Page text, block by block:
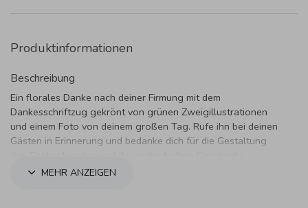
Produktinformationen
Beschreibung
Ein florales Danke nach deiner Firmung mit dem
Dankesschriftzug gekrönt von grünen Zweigillustrationen
und einem Foto von deinem großen Tag. Rufe ihn bei deinen
Gästen in Erinnerung und bedanke dich für die Gestaltung
MEHR ANZEIGEN